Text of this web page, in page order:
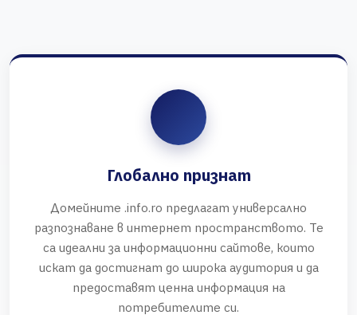
Глобално признат
Домейните .info.ro предлагат универсално
разпознаване в интернет пространството. Те
са идеални за информационни сайтове, които
искат да достигнат до широка аудитория и да
предоставят ценна информация на
потребителите си.